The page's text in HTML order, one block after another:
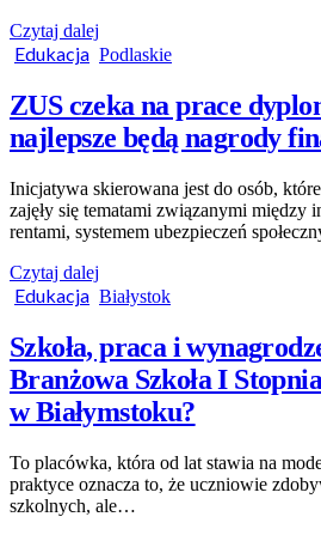
Czytaj dalej
Edukacja Podlaskie
ZUS czeka na prace
najlepsze będą nagrody
Inicjatywa skierowana jest do osób,
zajęły się tematami związanymi między
rentami, systemem ubezpieczeń
Czytaj dalej
Edukacja Białystok
Szkoła, praca i
Branżowa Szkoła I
w Białymstoku?
To placówka, która od lat stawia na
praktyce oznacza to, że uczniowie
szkolnych, ale…